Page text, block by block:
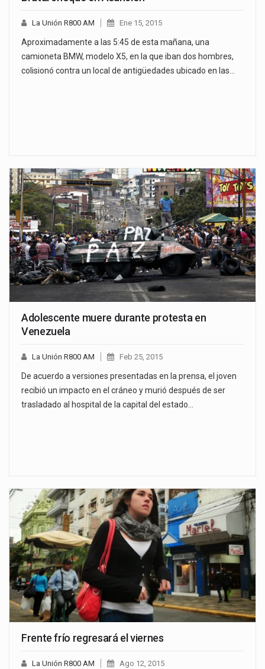
La Unión R800 AM Ene 15, 2015
Aproximadamente a las 5:45 de esta mañana, una
camioneta BMW, modelo X5, en la que iban dos hombres,
colisionó contra un local de antigüedades ubicado en las…
Adolescente muere durante protesta en
Venezuela
La Unión R800 AM Feb 25, 2015
De acuerdo a versiones presentadas en la prensa, el joven
recibió un impacto en el cráneo y murió después de ser
trasladado al hospital de la capital del estado…
Frente frío regresará el viernes
La Unión R800 AM Ago 12, 2015